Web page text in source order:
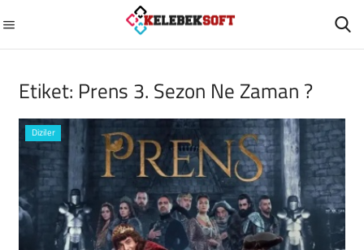
GİRİŞ ÜYEMİZ OL
Ana Sayfa
Diziler
GÜNCEL
Etiket: Prens 3. Sezon Ne Zaman ?
Diziler